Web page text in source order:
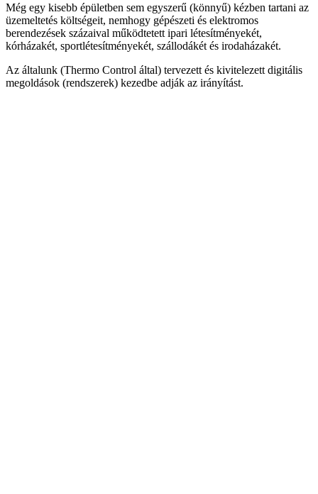
Még egy kisebb épületben sem egyszerű (könnyű) kézben tartani az
üzemeltetés költségeit, nemhogy gépészeti és elektromos
berendezések százaival működtetett ipari létesítményekét,
kórházakét, sportlétesítményekét, szállodákét és irodaházakét.
Az általunk (Thermo Control által) tervezett és kivitelezett digitális
megoldások (rendszerek) kezedbe adják az irányítást.